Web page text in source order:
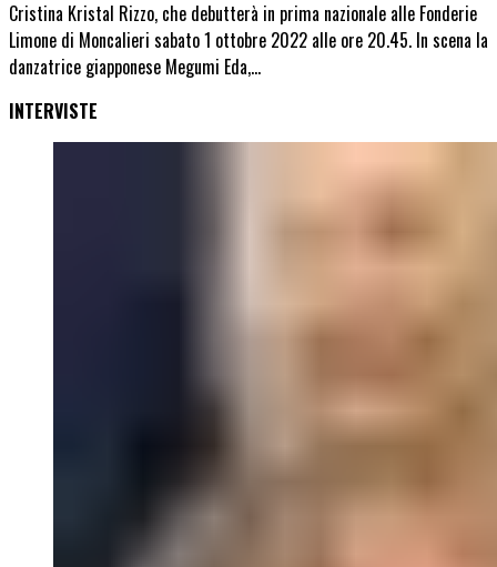
Cristina Kristal Rizzo, che debutterà in prima nazionale alle Fonderie
Limone di Moncalieri sabato 1 ottobre 2022 alle ore 20.45. In scena la
danzatrice giapponese Megumi Eda,…
INTERVISTE